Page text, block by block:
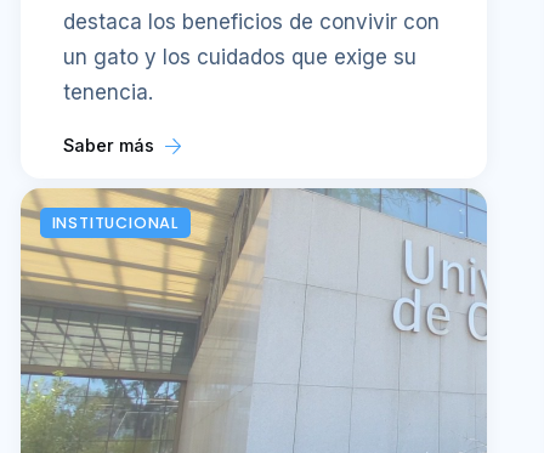
destaca los beneficios de convivir con
un gato y los cuidados que exige su
tenencia.
Saber más
INSTITUCIONAL